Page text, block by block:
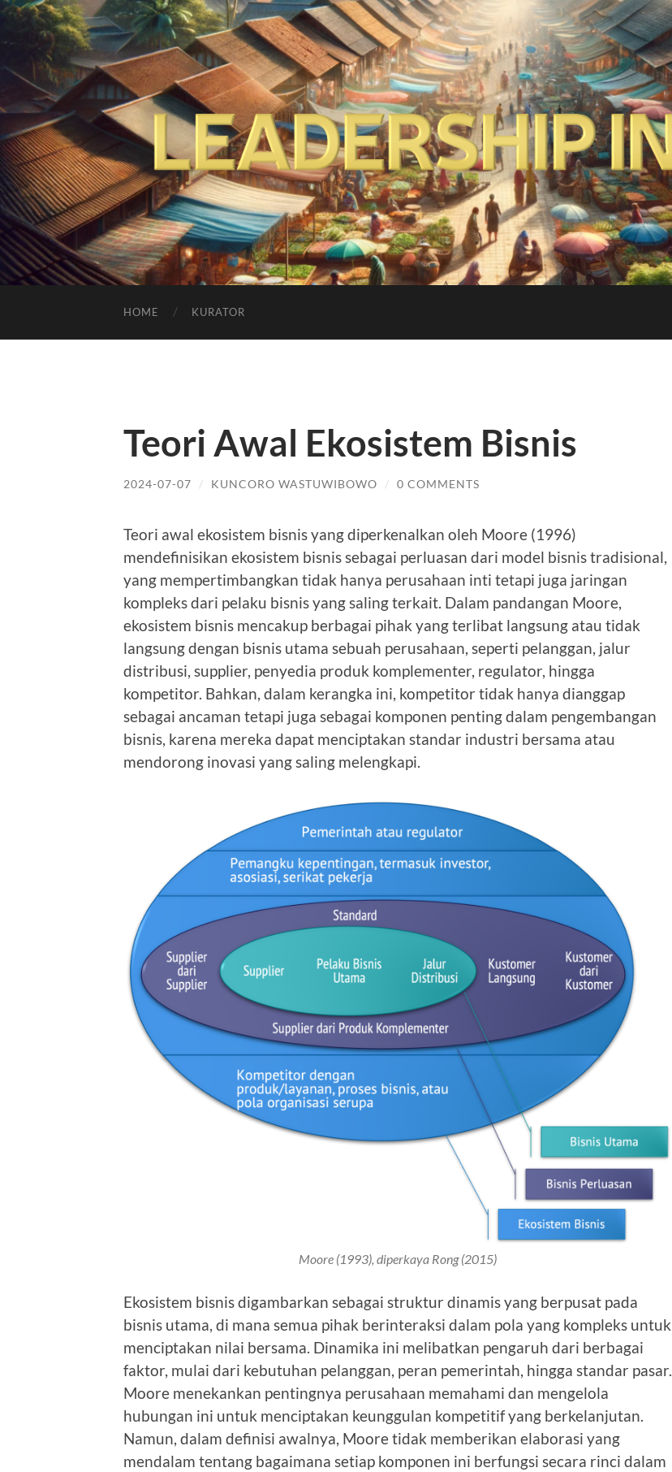
Leadership
Insights
HOME KURATOR
Teori Awal Ekosistem Bisnis
2024-07-07 / KUNCORO WASTUWIBOWO / 0 COMMENTS
Teori awal ekosistem bisnis yang diperkenalkan oleh Moore (1996)
mendefinisikan ekosistem bisnis sebagai perluasan dari model bisnis tradisional,
yang mempertimbangkan tidak hanya perusahaan inti tetapi juga jaringan
kompleks dari pelaku bisnis yang saling terkait. Dalam pandangan Moore,
ekosistem bisnis mencakup berbagai pihak yang terlibat langsung atau tidak
langsung dengan bisnis utama sebuah perusahaan, seperti pelanggan, jalur
distribusi, supplier, penyedia produk komplementer, regulator, hingga
kompetitor. Bahkan, dalam kerangka ini, kompetitor tidak hanya dianggap
sebagai ancaman tetapi juga sebagai komponen penting dalam pengembangan
bisnis, karena mereka dapat menciptakan standar industri bersama atau
mendorong inovasi yang saling melengkapi.
Moore (1993), diperkaya Rong (2015)
Ekosistem bisnis digambarkan sebagai struktur dinamis yang berpusat pada
bisnis utama, di mana semua pihak berinteraksi dalam pola yang kompleks untuk
menciptakan nilai bersama. Dinamika ini melibatkan pengaruh dari berbagai
faktor, mulai dari kebutuhan pelanggan, peran pemerintah, hingga standar pasar.
Moore menekankan pentingnya perusahaan memahami dan mengelola
hubungan ini untuk menciptakan keunggulan kompetitif yang berkelanjutan.
Namun, dalam definisi awalnya, Moore tidak memberikan elaborasi yang
mendalam tentang bagaimana setiap komponen ini berfungsi secara rinci dalam